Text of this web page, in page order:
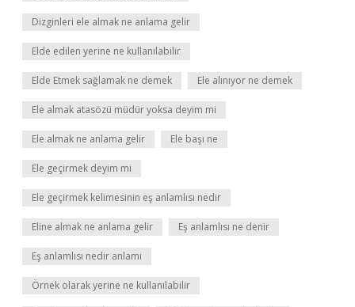
Dizginleri ele almak ne anlama gelir
Elde edilen yerine ne kullanılabilir
Elde Etmek sağlamak ne demek Ele alınıyor ne demek
Ele almak atasözü müdür yoksa deyim mi
Ele almak ne anlama gelir Ele başı ne
Ele geçirmek deyim mi
Ele geçirmek kelimesinin eş anlamlısı nedir
Eline almak ne anlama gelir Eş anlamlısı ne denir
Eş anlamlısı nedir anlamı
Örnek olarak yerine ne kullanılabilir